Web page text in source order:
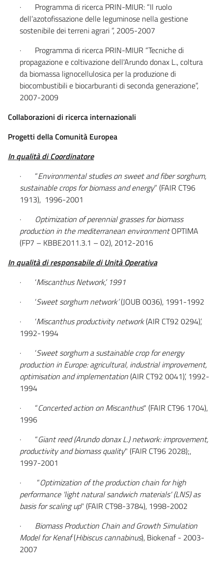
· Programma di ricerca PRIN-MIUR: “Il ruolo
dell’azotofissazione delle leguminose nella gestione
sostenibile dei terreni agrari ”, 2005-2007
· Programma di ricerca PRIN-MIUR “Tecniche di
propagazione e coltivazione dell'Arundo donax L., coltura
da biomassa lignocellulosica per la produzione di
biocombustibili e biocarburanti di seconda generazione”,
2007-2009
Collaborazioni di ricerca internazionali
Progetti della Comunità Europea
In qualità di Coordinatore
· “Environmental studies on sweet and fiber sorghum,
sustainable crops for biomass and energy” (FAIR CT96
1913), 1996-2001
· Optimization of perennial grasses for biomass
production in the mediterranean environmentOPTIMA
(FP7 – KBBE2011.3.1 – 02), 2012-2016
In qualità di responsabile di Unità Operativa
· ‘Miscanthus Network’, 1991
· ‘Sweet sorghum network’(JOUB 0036), 1991-1992
· ‘Miscanthus productivity network(AIR CT92 0294)’,
1992-1994
· ‘Sweet sorghum a sustainable crop for energy
production in Europe: agricultural, industrial improvement,
optimisation and implementation(AIR CT92 0041)’, 1992-
1994
· “Concerted action on Miscanthus" (FAIR CT96 1704),
1996
· “Giant reed (Arundo donax L.) network: improvement,
productivity and biomass quality" (FAIR CT96 2028);,
1997-2001
· “Optimization of the production chain for high
performance 'light natural sandwich materials' (LNS) as
basis for scaling up" (FAIR CT98-3784), 1998-2002
· Biomass Production Chain and Growth Simulation
Model for Kenaf(Hibiscus cannabinus), Biokenaf - 2003-
2007